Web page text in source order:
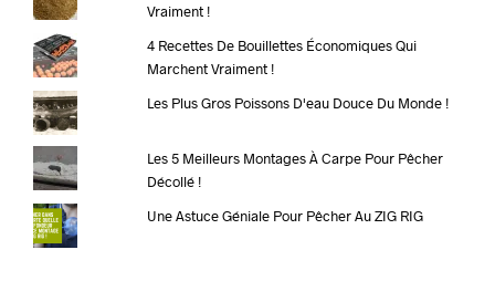
Vraiment !
4 Recettes De Bouillettes Économiques Qui
Marchent Vraiment !
Les Plus Gros Poissons D'eau Douce Du Monde !
Les 5 Meilleurs Montages À Carpe Pour Pêcher
Décollé !
Une Astuce Géniale Pour Pêcher Au ZIG RIG